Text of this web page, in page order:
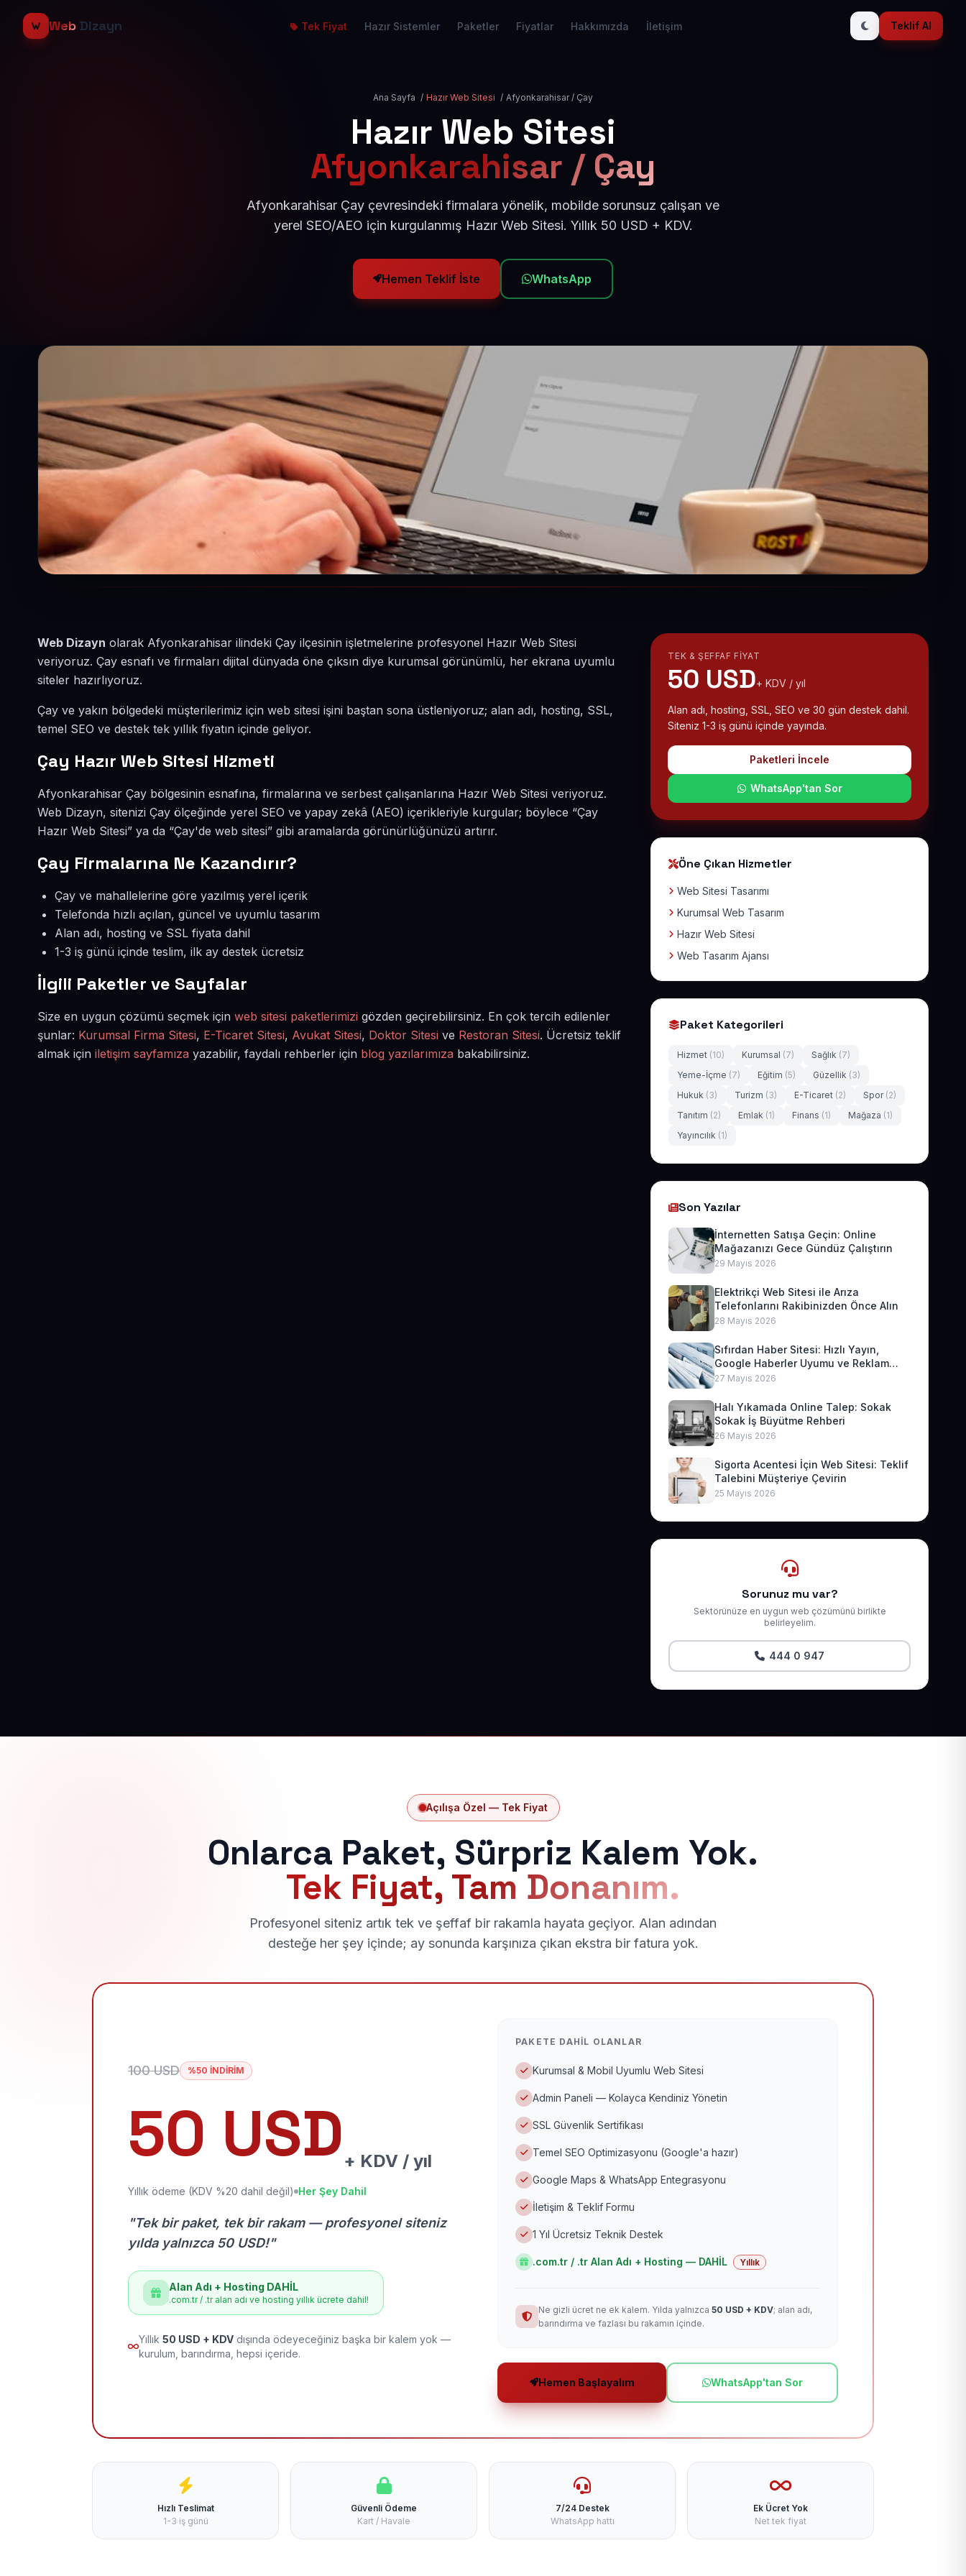
Web Dizayn Tek Fiyat Hazır Sistemler Paketler Fiyatlar Hakkımızda İletişim Teklif Al
Ana Sayfa / Hazır Web Sitesi / Afyonkarahisar / Çay
Hazır Web Sitesi
Afyonkarahisar / Çay
Afyonkarahisar Çay çevresindeki firmalara yönelik, mobilde sorunsuz çalışan ve
yerel SEO/AEO için kurgulanmış Hazır Web Sitesi. Yıllık 50 USD + KDV.
Hemen Teklif İste WhatsApp
Web Dizayn olarak Afyonkarahisar ilindeki Çay ilçesinin işletmelerine profesyonel Hazır Web Sitesi
veriyoruz. Çay esnafı ve firmaları dijital dünyada öne çıksın diye kurumsal görünümlü, her ekrana uyumlu
siteler hazırlıyoruz.
Çay ve yakın bölgedeki müşterilerimiz için web sitesi işini baştan sona üstleniyoruz; alan adı, hosting, SSL,
temel SEO ve destek tek yıllık fiyatın içinde geliyor.
Çay Hazır Web Sitesi Hizmeti
Afyonkarahisar Çay bölgesinin esnafına, firmalarına ve serbest çalışanlarına Hazır Web Sitesi veriyoruz.
Web Dizayn, sitenizi Çay ölçeğinde yerel SEO ve yapay zekâ (AEO) içerikleriyle kurgular; böylece “Çay
Hazır Web Sitesi” ya da “Çay'de web sitesi” gibi aramalarda görünürlüğünüzü artırır.
Çay Firmalarına Ne Kazandırır?
Çay ve mahallelerine göre yazılmış yerel içerik
Telefonda hızlı açılan, güncel ve uyumlu tasarım
Alan adı, hosting ve SSL fiyata dahil
1-3 iş günü içinde teslim, ilk ay destek ücretsiz
İlgili Paketler ve Sayfalar
Size en uygun çözümü seçmek için web sitesi paketlerimizi gözden geçirebilirsiniz. En çok tercih edilenler
şunlar: Kurumsal Firma Sitesi, E-Ticaret Sitesi, Avukat Sitesi, Doktor Sitesi ve Restoran Sitesi. Ücretsiz teklif
almak için iletişim sayfamıza yazabilir, faydalı rehberler için blog yazılarımıza bakabilirsiniz.
TEK & ŞEFFAF FIYAT
50 USD+ KDV / yıl
Alan adı, hosting, SSL, SEO ve 30 gün destek dahil.
Siteniz 1-3 iş günü içinde yayında.
Paketleri İncele
WhatsApp'tan Sor
Öne Çıkan Hizmetler
Web Sitesi Tasarımı
Kurumsal Web Tasarım
Hazır Web Sitesi
Web Tasarım Ajansı
Paket Kategorileri
Hizmet (10) Kurumsal (7) Sağlık (7)
Yeme-İçme (7) Eğitim (5) Güzellik (3)
Hukuk (3) Turizm (3) E-Ticaret (2) Spor (2)
Tanıtım (2) Emlak (1) Finans (1) Mağaza (1)
Yayıncılık (1)
Son Yazılar
İnternetten Satışa Geçin: Online
Mağazanızı Gece Gündüz Çalıştırın
29 Mayıs 2026
Elektrikçi Web Sitesi ile Arıza
Telefonlarını Rakibinizden Önce Alın
28 Mayıs 2026
Sıfırdan Haber Sitesi: Hızlı Yayın,
Google Haberler Uyumu ve Reklam
Geliri
27 Mayıs 2026
Halı Yıkamada Online Talep: Sokak
Sokak İş Büyütme Rehberi
26 Mayıs 2026
Sigorta Acentesi İçin Web Sitesi: Teklif
Talebini Müşteriye Çevirin
25 Mayıs 2026
Sorunuz mu var?
Sektörünüze en uygun web çözümünü birlikte
belirleyelim.
444 0 947
Açılışa Özel — Tek Fiyat
Onlarca Paket, Sürpriz Kalem Yok.
Tek Fiyat, Tam Donanım.
Profesyonel siteniz artık tek ve şeffaf bir rakamla hayata geçiyor. Alan adından
desteğe her şey içinde; ay sonunda karşınıza çıkan ekstra bir fatura yok.
100 USD %50 İNDİRİM
50 USD + KDV / yıl
Yıllık ödeme (KDV %20 dahil değil) Her Şey Dahil
"Tek bir paket, tek bir rakam — profesyonel siteniz
yılda yalnızca 50 USD!"
Alan Adı + Hosting DAHİL
.com.tr / .tr alan adı ve hosting yıllık ücrete dahil!
Yıllık 50 USD + KDV dışında ödeyeceğiniz başka bir kalem yok —
kurulum, barındırma, hepsi içeride.
PAKETE DAHIL OLANLAR
Kurumsal & Mobil Uyumlu Web Sitesi
Admin Paneli — Kolayca Kendiniz Yönetin
SSL Güvenlik Sertifikası
Temel SEO Optimizasyonu (Google'a hazır)
Google Maps & WhatsApp Entegrasyonu
İletişim & Teklif Formu
1 Yıl Ücretsiz Teknik Destek
.com.tr / .tr Alan Adı + Hosting — DAHİL Yıllık
Ne gizli ücret ne ek kalem. Yılda yalnızca 50 USD + KDV; alan adı,
barındırma ve fazlası bu rakamın içinde.
Hemen Başlayalım WhatsApp'tan Sor
Hızlı Teslimat
1-3 iş günü
Güvenli Ödeme
Kart / Havale
7/24 Destek
WhatsApp hattı
Ek Ücret Yok
Net tek fiyat